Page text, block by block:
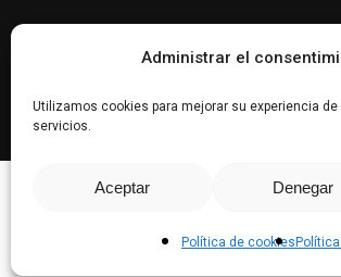
Administrar el
Utilizamos cookies para mejorar su experiencia
servicios.
Aceptar Denegar
Política de cookies